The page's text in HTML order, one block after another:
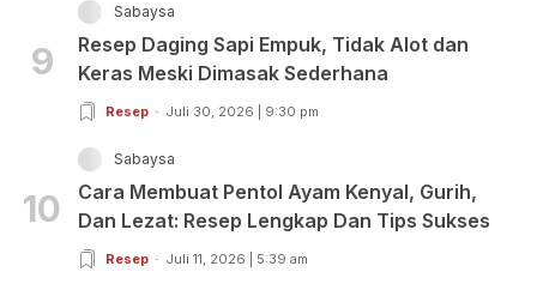
9
Sabaysa
Resep Daging Sapi Empuk, Tidak Alot dan
Keras Meski Dimasak Sederhana
Resep Juli 30, 2026 | 9:30 pm
10
Sabaysa
Cara Membuat Pentol Ayam Kenyal, Gurih,
Dan Lezat: Resep Lengkap Dan Tips Sukses
Resep Juli 11, 2026 | 5:39 am